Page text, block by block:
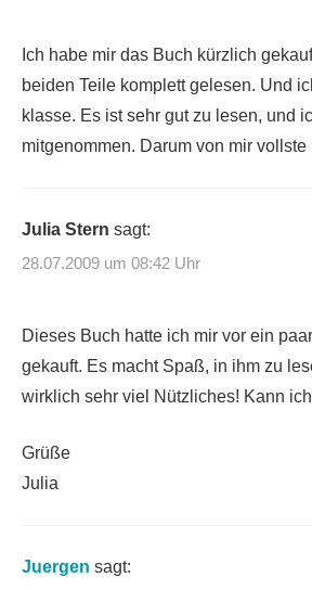
Ich habe mir das Buch kürzlich
beiden Teile komplett gelesen. Und
klasse. Es ist sehr gut zu lesen, und
mitgenommen. Darum von mir vollste
Julia Stern sagt:
28.07.2009 um 08:42 Uhr
Dieses Buch hatte ich mir vor ein
gekauft. Es macht Spaß, in ihm zu
wirklich sehr viel Nützliches! Kann
Grüße
Julia
Juergen sagt: